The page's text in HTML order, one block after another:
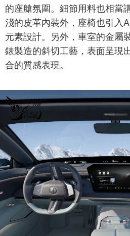
的座艙氛圍。細節用料也相當
淺的皮革內裝外，座椅也引入
元素設計。另外，車室的金屬
錶製造的斜切工藝，表面呈現
合的質感表現。